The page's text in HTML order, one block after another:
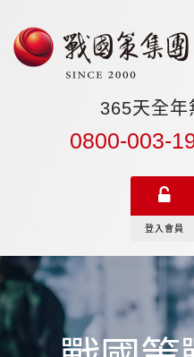
365天全年
0800-003-
登入會員